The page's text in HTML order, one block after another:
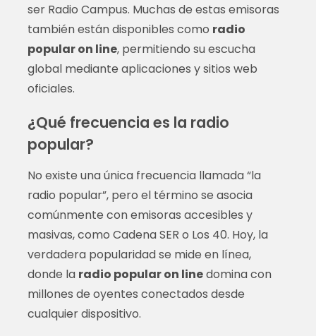
ser Radio Campus. Muchas de estas emisoras
también están disponibles como radio
popular on line, permitiendo su escucha
global mediante aplicaciones y sitios web
oficiales.
¿Qué frecuencia es la radio
popular?
No existe una única frecuencia llamada “la
radio popular”, pero el término se asocia
comúnmente con emisoras accesibles y
masivas, como Cadena SER o Los 40. Hoy, la
verdadera popularidad se mide en línea,
donde la radio popular on linedomina con
millones de oyentes conectados desde
cualquier dispositivo.